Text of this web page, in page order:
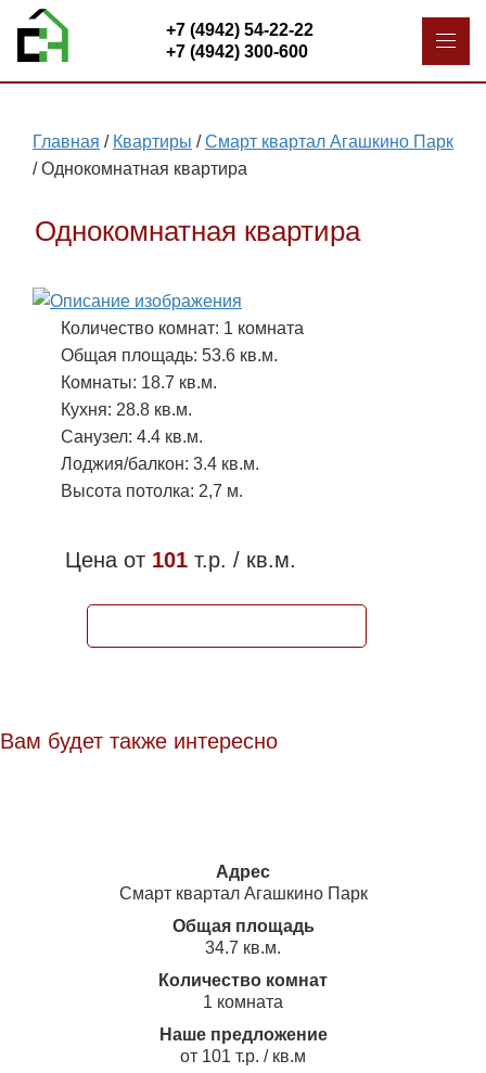
+7 (4942) 54-22-22
+7 (4942) 300-600
Главная / Квартиры /Смарт квартал Агашкино Парк
/Однокомнатная квартира
Однокомнатная квартира
Количество комнат: 1 комната
Общая площадь: 53.6 кв.м.
Комнаты: 18.7 кв.м.
Кухня: 28.8 кв.м.
Санузел: 4.4 кв.м.
Лоджия/балкон: 3.4 кв.м.
Высота потолка: 2,7 м.
Цена от 101 т.р. / кв.м.
Вам будет также интересно
Адрес
Смарт квартал Агашкино Парк
Общая площадь
34.7 кв.м.
Количество комнат
1 комната
Наше предложение
от 101 т.р. / кв.м